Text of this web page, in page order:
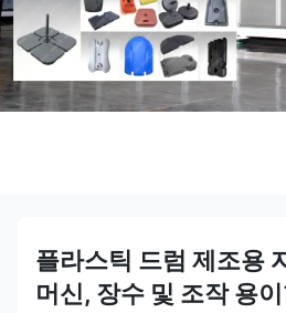
플라스틱 드럼 제조용
머신, 장수 및 조작 용